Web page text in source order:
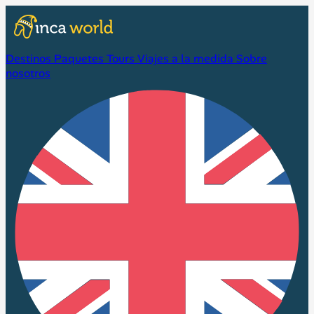
Destinos Paquetes Tours Viajes a la medida Sobre
nosotros